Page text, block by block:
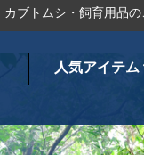
シ・飼育用品のことな
人気アイテム